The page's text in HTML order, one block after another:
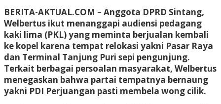
BERITA-AKTUAL.COM – Anggota DPRD Sintang,
Welbertus ikut menanggapi audiensi pedagang
kaki lima (PKL) yang meminta berjualan kembali
ke kopel karena tempat relokasi yakni Pasar Raya
dan Terminal Tanjung Puri sepi pengunjung.
Terkait berbagai persoalan masyarakat, Welbertus
menegaskan bahwa partai tempatnya bernaung
yakni PDI Perjuangan pasti membela wong cilik.